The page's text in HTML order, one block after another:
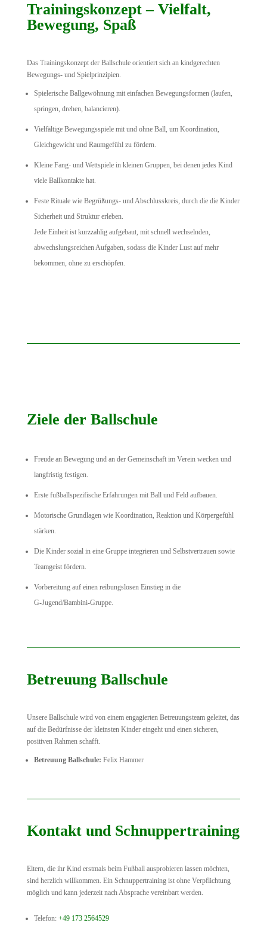
Trainingskonzept – Vielfalt,
Bewegung, Spaß
Das Trainingskonzept der Ballschule orientiert sich an kindgerechten
Bewegungs‑ und Spielprinzipien.
Spielerische Ballgewöhnung mit einfachen Bewegungsformen (laufen,
springen, drehen, balancieren).
Vielfältige Bewegungsspiele mit und ohne Ball, um Koordination,
Gleichgewicht und Raumgefühl zu fördern.
Kleine Fang‑ und Wettspiele in kleinen Gruppen, bei denen jedes Kind
viele Ballkontakte hat.
Feste Rituale wie Begrüßungs‑ und Abschlusskreis, durch die die Kinder
Sicherheit und Struktur erleben.
Jede Einheit ist kurzzahlig aufgebaut, mit schnell wechselnden,
abwechslungsreichen Aufgaben, sodass die Kinder Lust auf mehr
bekommen, ohne zu erschöpfen.
Ziele der Ballschule
Freude an Bewegung und an der Gemeinschaft im Verein wecken und
langfristig festigen.
Erste fußballspezifische Erfahrungen mit Ball und Feld aufbauen.
Motorische Grundlagen wie Koordination, Reaktion und Körpergefühl
stärken.
Die Kinder sozial in eine Gruppe integrieren und Selbstvertrauen sowie
Teamgeist fördern.
Vorbereitung auf einen reibungslosen Einstieg in die
G‑Jugend/Bambini‑Gruppe.
Betreuung Ballschule
Unsere Ballschule wird von einem engagierten Betreuungsteam geleitet, das
auf die Bedürfnisse der kleinsten Kinder eingeht und einen sicheren,
positiven Rahmen schafft.
Betreuung Ballschule: Felix Hammer
Kontakt und Schnuppertraining
Eltern, die ihr Kind erstmals beim Fußball ausprobieren lassen möchten,
sind herzlich willkommen. Ein Schnuppertraining ist ohne Verpflichtung
möglich und kann jederzeit nach Absprache vereinbart werden.
Telefon: +49 173 2564529